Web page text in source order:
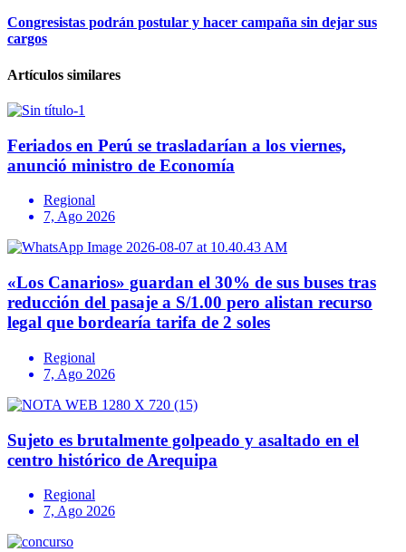
Congresistas podrán postular y hacer campaña sin dejar sus
cargos
Artículos similares
Feriados en Perú se trasladarían a los viernes,
anunció ministro de Economía
Regional
7, Ago 2026
«Los Canarios» guardan el 30% de sus buses tras
reducción del pasaje a S/1.00 pero alistan recurso
legal que bordearía tarifa de 2 soles
Regional
7, Ago 2026
Sujeto es brutalmente golpeado y asaltado en el
centro histórico de Arequipa
Regional
7, Ago 2026